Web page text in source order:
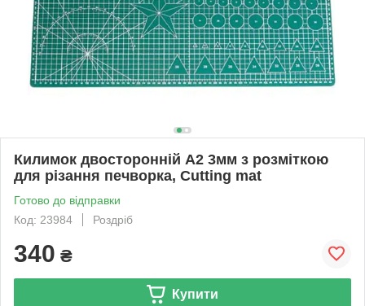
Килимок двосторонній А2 3мм з розміткою
для різання печворка, Cutting mat
Готово до відправки
Код: 23984
Роздріб
340 ₴
Купити